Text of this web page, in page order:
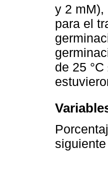
y 2
para el
de 25